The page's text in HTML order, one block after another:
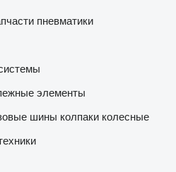
пневматики
элементы
шины колпаки колесные